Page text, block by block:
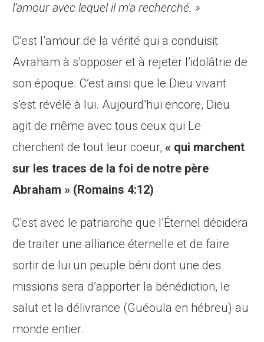
l’amour avec lequel il m’a recherché. »
C’est l’amour de la vérité qui a conduisit
Avraham à s’opposer et à rejeter l’idolâtrie de
son époque. C’est ainsi que le Dieu vivant
s’est révélé à lui. Aujourd’hui encore, Dieu
agit de même avec tous ceux qui Le
cherchent de tout leur coeur,« qui marchent
sur les traces de la foi de notre père
Abraham » (Romains 4:12)
C’est avec le patriarche que l’Éternel décidera
de traiter une alliance éternelle et de faire
sortir de lui un peuple béni dont une des
missions sera d’apporter la bénédiction, le
salut et la délivrance (Guéoula en hébreu) au
monde entier.